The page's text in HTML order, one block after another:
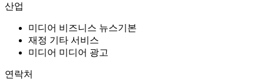
산업
미디어 비즈니스 뉴스기본
재정 기타 서비스
미디어 미디어 광고
연락처